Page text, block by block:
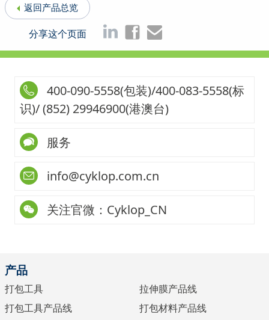
返回产品总览
分享这个页面
400-090-5558(包装)/400-083-5558(标
识)/ (852) 29946900(港澳台)
服务
info@cyklop.com.cn
关注官微：Cyklop_CN
产品
打包工具
打包工具产品线
拉伸膜产品线
打包材料产品线